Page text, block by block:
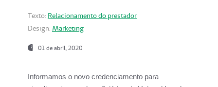
Texto: Relacionamento do prestador
Design: Marketing
01 de abril, 2020
Informamos o novo credenciamento para